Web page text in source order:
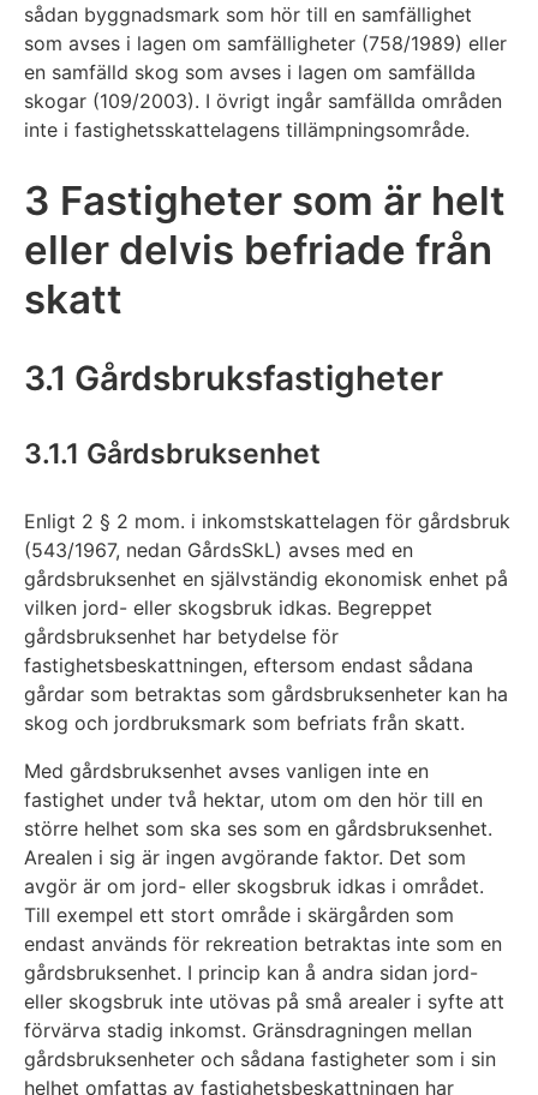
sådan byggnadsmark som hör till en samfällighet
som avses i lagen om samfälligheter (758/1989) eller
en samfälld skog som avses i lagen om samfällda
skogar (109/2003). I övrigt ingår samfällda områden
inte i fastighetsskattelagens tillämpningsområde.
3 Fastigheter som är helt
eller delvis befriade från
skatt
3.1 Gårdsbruksfastigheter
3.1.1 Gårdsbruksenhet
Enligt 2 § 2 mom. i inkomstskattelagen för gårdsbruk
(543/1967, nedan GårdsSkL) avses med en
gårdsbruksenhet en självständig ekonomisk enhet på
vilken jord- eller skogsbruk idkas. Begreppet
gårdsbruksenhet har betydelse för
fastighetsbeskattningen, eftersom endast sådana
gårdar som betraktas som gårdsbruksenheter kan ha
skog och jordbruksmark som befriats från skatt.
Med gårdsbruksenhet avses vanligen inte en
fastighet under två hektar, utom om den hör till en
större helhet som ska ses som en gårdsbruksenhet.
Arealen i sig är ingen avgörande faktor. Det som
avgör är om jord- eller skogsbruk idkas i området.
Till exempel ett stort område i skärgården som
endast används för rekreation betraktas inte som en
gårdsbruksenhet. I princip kan å andra sidan jord-
eller skogsbruk inte utövas på små arealer i syfte att
förvärva stadig inkomst. Gränsdragningen mellan
gårdsbruksenheter och sådana fastigheter som i sin
helhet omfattas av fastighetsbeskattningen har